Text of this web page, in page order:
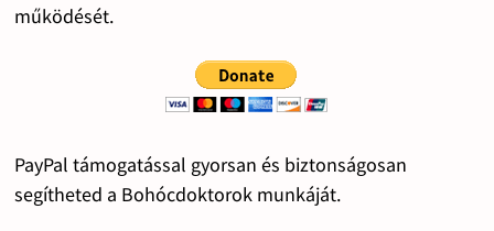
működését.
PayPal támogatással gyorsan és biztonságosan
segítheted a Bohócdoktorok munkáját.